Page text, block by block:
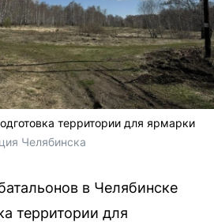
территории для ярмарки
Челябинска
в Челябинске
территории для